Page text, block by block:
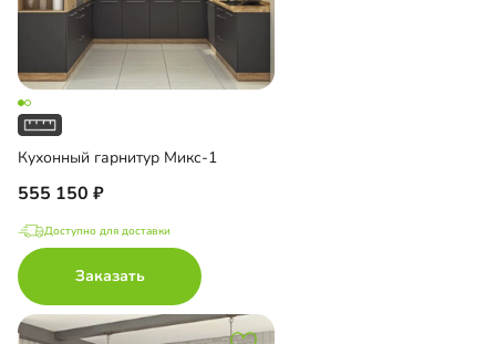
Кухонный гарнитур Микс-1
555 150
Доступно для доставки
Заказать